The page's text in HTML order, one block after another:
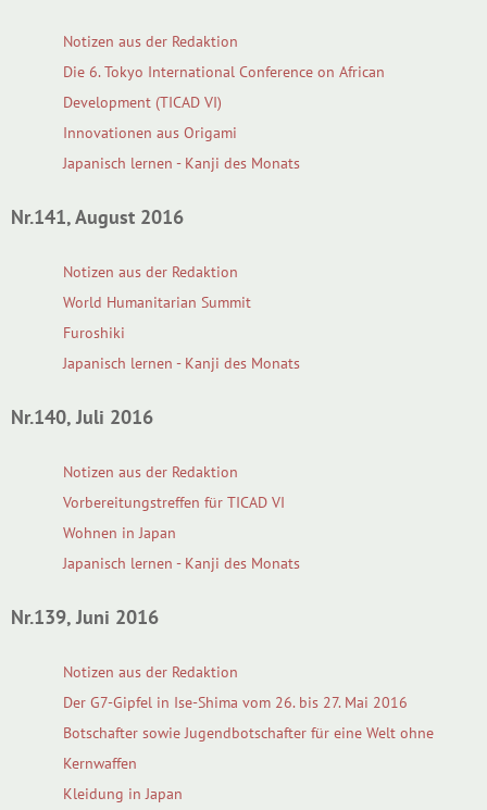
Notizen aus der Redaktion
Die 6. Tokyo International Conference on African
Development (TICAD VI)
Innovationen aus Origami
Japanisch lernen - Kanji des Monats
Nr.141, August 2016
Notizen aus der Redaktion
World Humanitarian Summit
Furoshiki
Japanisch lernen - Kanji des Monats
Nr.140, Juli 2016
Notizen aus der Redaktion
Vorbereitungstreffen für TICAD VI
Wohnen in Japan
Japanisch lernen - Kanji des Monats
Nr.139, Juni 2016
Notizen aus der Redaktion
Der G7-Gipfel in Ise-Shima vom 26. bis 27. Mai 2016
Botschafter sowie Jugendbotschafter für eine Welt ohne
Kernwaffen
Kleidung in Japan